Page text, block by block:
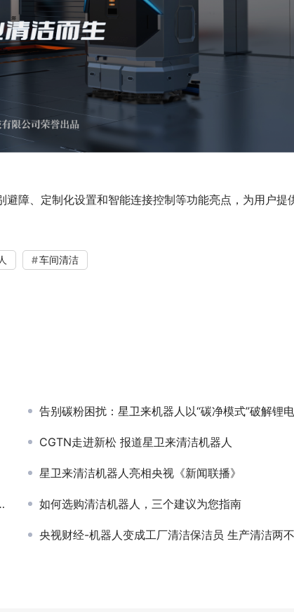
障、定制化设置和智能连接控制等功能亮点，为用户提
车间清洁
告别碳粉困扰：星卫来机器人以“碳净模式”破解锂电车间清洁难题
CGTN走进新松 报道星卫来清洁机器人
星卫来清洁机器人亮相央视《新闻联播》
如何选购清洁机器人，三个建议为您指南
央视财经-机器人变成工厂清洁保洁员 生产清洁两